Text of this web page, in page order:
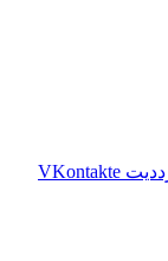
‫VKontakte